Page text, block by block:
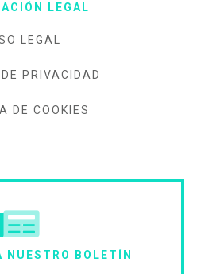
LEGAL
LEGAL
PRIVACIDAD
DE COOKIES
NUESTRO BOLETÍN